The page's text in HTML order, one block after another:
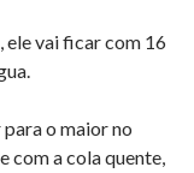
ele vai ficar com 16
o maior no
com a cola quente,